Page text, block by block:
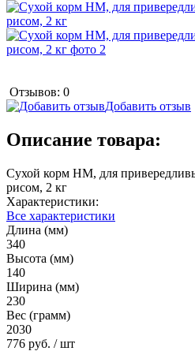
Отзывов: 0
Добавить отзыв
Описание товара:
Сухой корм НМ, для
рисом, 2 кг
Характеристики:
Все характеристики
Длина (мм)
340
Высота (мм)
140
Ширина (мм)
230
Вес (грамм)
2030
776 руб. / шт